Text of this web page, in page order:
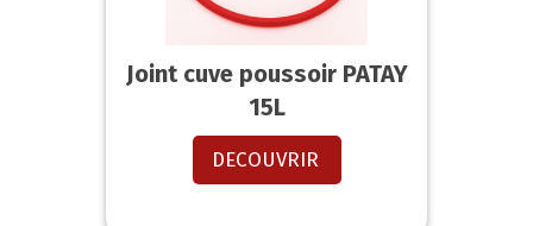
Joint cuve poussoir PATAY
15L
DECOUVRIR